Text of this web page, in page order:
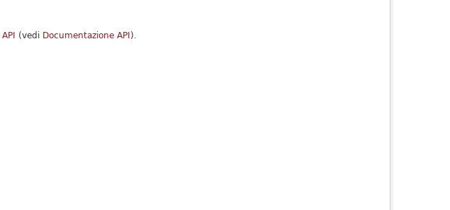
API (vedi Documentazione API).